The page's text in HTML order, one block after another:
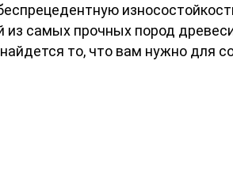
износостойкость
самых прочных пород
то, что вам нужно для